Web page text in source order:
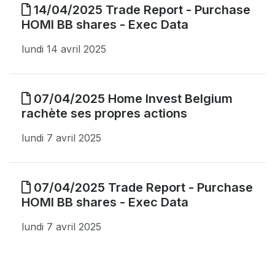
14/04/2025 Trade Report - Purchase
HOMI BB shares - Exec Data
lundi 14 avril 2025
07/04/2025 Home Invest Belgium
rachète ses propres actions
lundi 7 avril 2025
07/04/2025 Trade Report - Purchase
HOMI BB shares - Exec Data
lundi 7 avril 2025